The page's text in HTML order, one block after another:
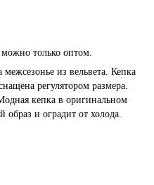
только оптом.
из вельвета. Кепка
регулятором размера.
кепка в оригинальном
и оградит от холода.